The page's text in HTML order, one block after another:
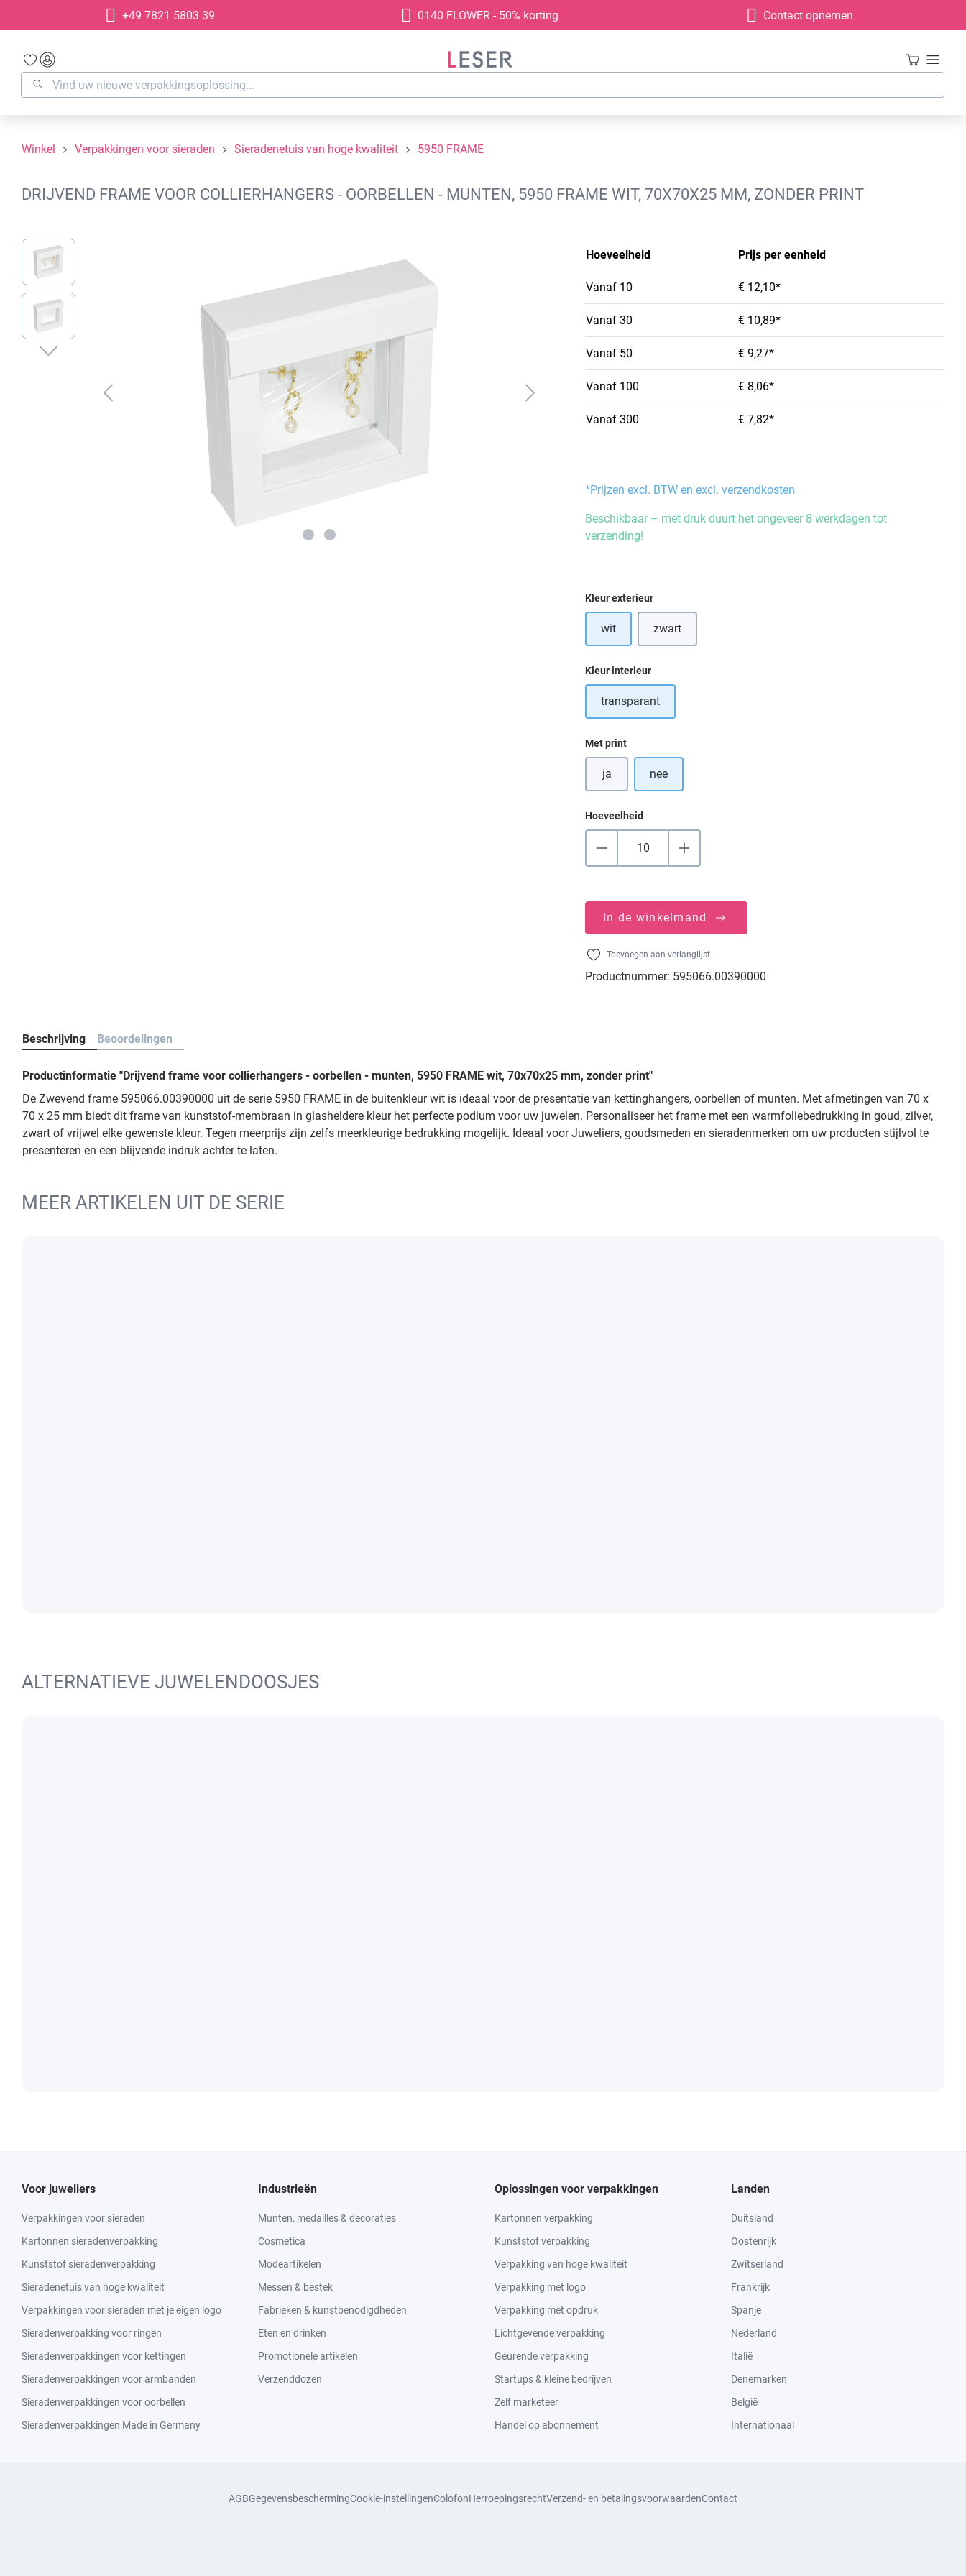
Ga naar de hoofdnavigatie
+49 7821 5803 39 0140 FLOWER - 50% korting Contact opnemen
Winkel Verpakkingen voor sieraden Sieradenetuis van hoge kwaliteit 5950 FRAME
DRIJVEND FRAME VOOR COLLIERHANGERS - OORBELLEN - MUNTEN, 5950 FRAME WIT, 70X70X25 MM, ZONDER PRINT
Afbeeldingengalerij overslaan
Hoeveelheid Prijs per eenheid
Vanaf 10 € 12,10*
Vanaf 30 € 10,89*
Vanaf 50 € 9,27*
Vanaf 100 € 8,06*
Vanaf 300 € 7,82*
*Prijzen excl. BTW en excl. verzendkosten
Beschikbaar – met druk duurt het ongeveer 8 werkdagen tot
verzending!
Selecteer
Kleur exterieur
wit zwart
Selecteer
Kleur interieur
transparant
Selecteer
Met print
ja nee
Hoeveelheid
In de winkelmand
Toevoegen aan verlanglijst
Productnummer: 595066.00390000
Beschrijving Beoordelingen
Productinformatie "Drijvend frame voor collierhangers - oorbellen - munten, 5950 FRAME wit, 70x70x25 mm, zonder print"
De Zwevend frame 595066.00390000 uit de serie 5950 FRAME in de buitenkleur wit is ideaal voor de presentatie van kettinghangers, oorbellen of munten. Met afmetingen van 70 x
70 x 25 mm biedt dit frame van kunststof-membraan in glasheldere kleur het perfecte podium voor uw juwelen. Personaliseer het frame met een warmfoliebedrukking in goud, zilver,
zwart of vrijwel elke gewenste kleur. Tegen meerprijs zijn zelfs meerkleurige bedrukking mogelijk. Ideaal voor Juweliers, goudsmeden en sieradenmerken om uw producten stijlvol te
presenteren en een blijvende indruk achter te laten.
MEER ARTIKELEN UIT DE SERIE
ALTERNATIEVE JUWELENDOOSJES
Voor juweliers
Verpakkingen voor sieraden
Kartonnen sieradenverpakking
Kunststof sieradenverpakking
Sieradenetuis van hoge kwaliteit
Verpakkingen voor sieraden met je eigen logo
Sieradenverpakking voor ringen
Sieradenverpakkingen voor kettingen
Sieradenverpakkingen voor armbanden
Sieradenverpakkingen voor oorbellen
Sieradenverpakkingen Made in Germany
Industrieën
Munten, medailles & decoraties
Cosmetica
Modeartikelen
Messen & bestek
Fabrieken & kunstbenodigdheden
Eten en drinken
Promotionele artikelen
Verzenddozen
Oplossingen voor verpakkingen
Kartonnen verpakking
Kunststof verpakking
Verpakking van hoge kwaliteit
Verpakking met logo
Verpakking met opdruk
Lichtgevende verpakking
Geurende verpakking
Startups & kleine bedrijven
Zelf marketeer
Handel op abonnement
Landen
Duitsland
Oostenrijk
Zwitserland
Frankrijk
Spanje
Nederland
Italië
Denemarken
België
Internationaal
AGBGegevensbeschermingCookie-instellingenColofonHerroepingsrechtVerzend- en betalingsvoorwaardenContact